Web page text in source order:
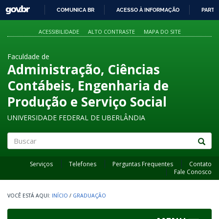
PARA
O
GOVBR
COMUNICA BR ACESSO À INFORMAÇÃO
ACESSIBILIDADE ALTO CONTRASTE MAPA DO SITE
Faculdade de
Administração, Ciências
Contábeis, Engenharia de
Produção e Serviço Social
UNIVERSIDADE FEDERAL DE UBERLÂNDIA
Serviços Telefones Perguntas Frequentes
Contato
Fale Conosco
INÍCIO / GRADUAÇÃO